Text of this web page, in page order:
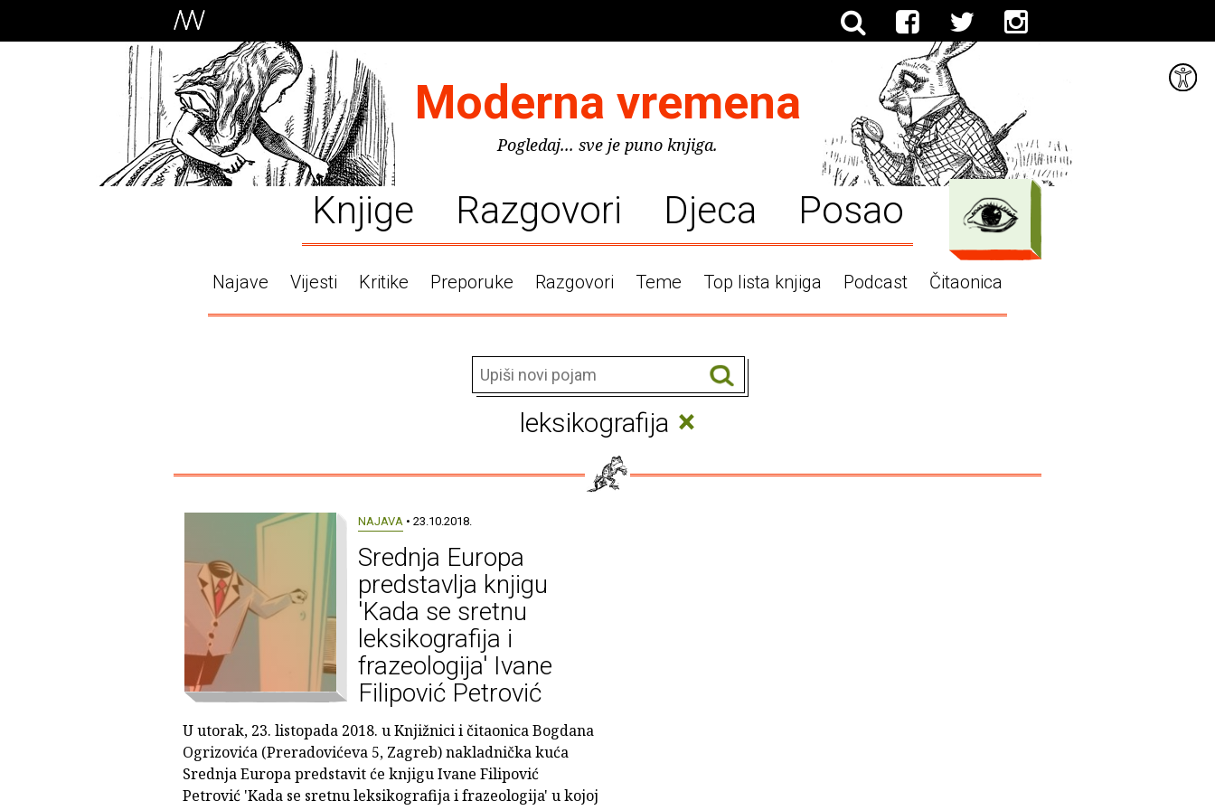
Moderna vremena
Pogledaj... sve je puno knjiga.
Knjige Razgovori Djeca Posao
Najave Vijesti Kritike Preporuke Razgovori Teme Top lista knjiga Podcast Čitaonica
leksikografija ×
NAJAVA • 23.10.2018.
Srednja Europa
predstavlja knjigu
'Kada se sretnu
leksikografija i
frazeologija' Ivane
Filipović Petrović
U utorak, 23. listopada 2018. u Knjižnici i čitaonica Bogdana
Ogrizovića (Preradovićeva 5, Zagreb) nakladnička kuća
Srednja Europa predstavit će knjigu Ivane Filipović
Petrović 'Kada se sretnu leksikografija i frazeologija' u kojoj